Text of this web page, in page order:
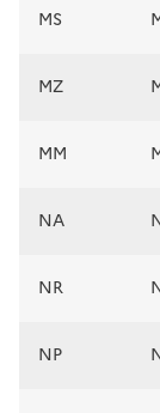
MS
MZ
MM
NA
NR
NP